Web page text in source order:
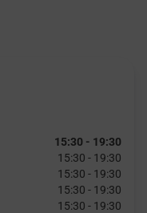
15:30 - 19:30
15:30 - 19:30
15:30 - 19:30
15:30 - 19:30
15:30 - 19:30